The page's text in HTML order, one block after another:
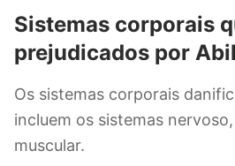
Sistemas corporais
prejudicados por
Os sistemas corporais
incluem os sistemas
muscular.